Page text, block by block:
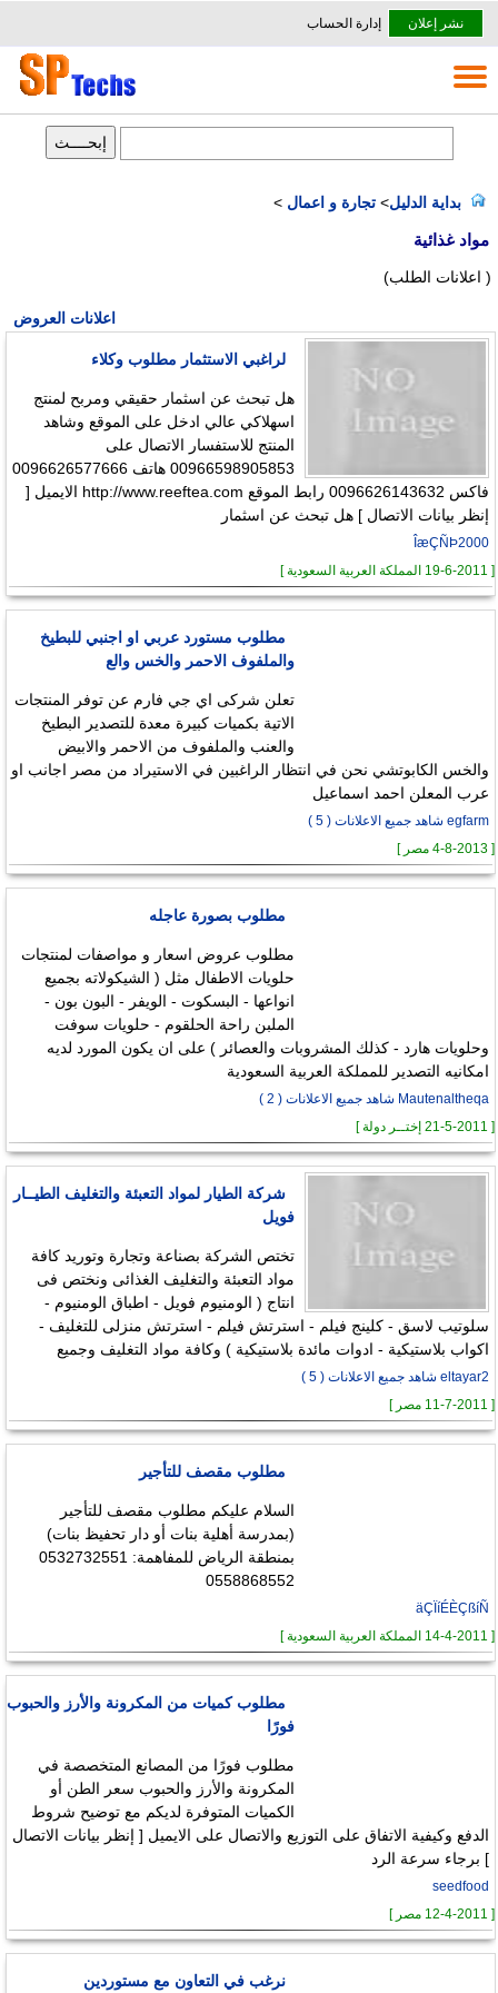
نشر إعلان إدارة الحساب
بداية الدليل>تجارة و اعمال >
مواد غذائية
( اعلانات الطلب)
اعلانات العروض
لراغبي الاستثمار مطلوب وكلاء
هل تبحث عن اسثمار حقيقي ومربح لمنتج
اسهلاكي عالي ادخل على الموقع وشاهد
المنتج للاستفسار الاتصال على
00966598905853 هاتف 0096626577666
فاكس 0096626143632 رابط الموقع http://www.reeftea.com الايميل [
إنظر بيانات الاتصال ] هل تبحث عن اسثمار
ÎæÇÑÞ2000
[ 19-6-2011 المملكة العربية السعودية ]
مطلوب مستورد عربي او اجنبي للبطيخ
والملفوف الاحمر والخس والع
تعلن شركى اي جي فارم عن توفر المنتجات
الاتية بكميات كبيرة معدة للتصدير البطيخ
والعنب والملفوف من الاحمر والابيض
والخس الكابوتشي نحن في انتظار الراغبين في الاستيراد من مصر اجانب او
عرب المعلن احمد اسماعيل
egfarm شاهد جميع الاعلانات ( 5 )
[ 4-8-2013 مصر ]
مطلوب بصورة عاجله
مطلوب عروض اسعار و مواصفات لمنتجات
حلويات الاطفال مثل ( الشيكولاته بجميع
انواعها - البسكوت - الويفر - البون بون -
الملبن راحة الحلقوم - حلويات سوفت
وحلويات هارد - كذلك المشروبات والعصائر ) على ان يكون المورد لديه
امكانيه التصدير للمملكة العربية السعودية
Mautenaltheqa شاهد جميع الاعلانات ( 2 )
[ 21-5-2011 إختــر دولة ]
شركة الطيار لمواد التعبئة والتغليف الطيــار
فويل
تختص الشركة بصناعة وتجارة وتوريد كافة
مواد التعبئة والتغليف الغذائى ونختص فى
انتاج ( الومنيوم فويل - اطباق الومنيوم -
سلوتيب لاسق - كلينج فيلم - استرتش فيلم - استرتش منزلى للتغليف -
اكواب بلاستيكية - ادوات مائدة بلاستيكية ) وكافة مواد التغليف وجميع
eltayar2 شاهد جميع الاعلانات ( 5 )
[ 11-7-2011 مصر ]
مطلوب مقصف للتأجير
السلام عليكم مطلوب مقصف للتأجير
(بمدرسة أهلية بنات أو دار تحفيظ بنات)
بمنطقة الرياض للمفاهمة: 0532732551
0558868552
äÇÏíÉÈÇßíÑ
[ 14-4-2011 المملكة العربية السعودية ]
مطلوب كميات من المكرونة والأرز والحبوب
فورًا
مطلوب فورًا من المصانع المتخصصة في
المكرونة والأرز والحبوب سعر الطن أو
الكميات المتوفرة لديكم مع توضيح شروط
الدفع وكيفية الاتفاق على التوزيع والاتصال على الايميل [ إنظر بيانات الاتصال
] برجاء سرعة الرد
seedfood
[ 12-4-2011 مصر ]
نرغب في التعاون مع مستوردين